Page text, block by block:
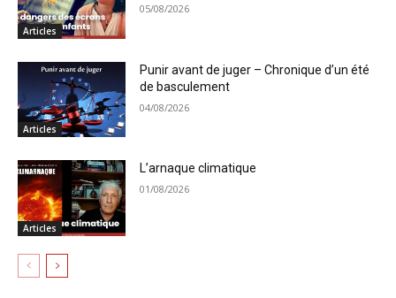
Articles
05/08/2026
Articles
Punir avant de juger – Chronique d’un été
de basculement
04/08/2026
Articles
L’arnaque climatique
01/08/2026